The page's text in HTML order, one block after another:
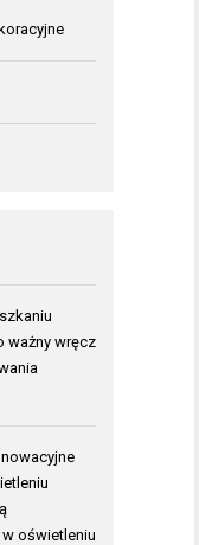
ważny wręcz
oświetleniu